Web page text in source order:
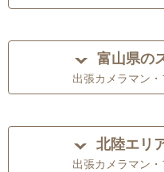
富山県の
出張カメラマン
北陸エリ
出張カメラマン